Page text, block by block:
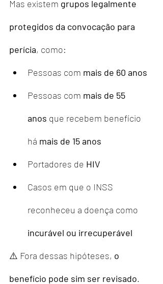
Mas existem grupos legalmente
protegidos da convocação para
perícia, como:
Pessoas com mais de 60 anos
Pessoas com mais de 55
anos que recebem benefício
há mais de 15 anos
Portadores de HIV
Casos em que o INSS
reconheceu a doença como
incurável ou irrecuperável
⚠️ Fora dessas hipóteses, o
benefício pode sim ser revisado.